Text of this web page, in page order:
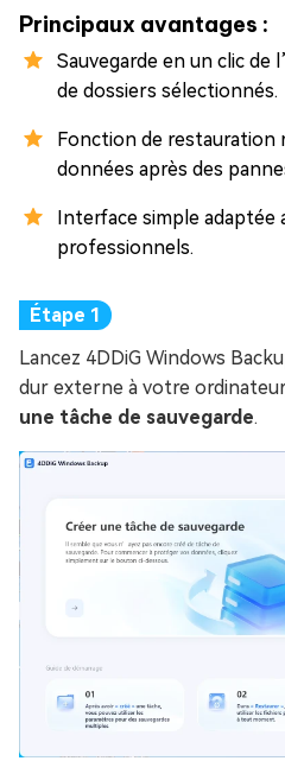
Principaux avantages :
Sauvegarde en un clic de
de dossiers sélectionnés.
Fonction de restauration
données après des
Interface simple adaptée
professionnels.
Lancez 4DDiG Windows
dur externe à votre
une tâche de sauvegarde.